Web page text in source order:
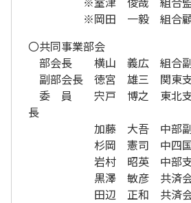
※岡田 一毅 組合顧問
〇共同事業部会
部会長 横山 義広 組合副
副部会長 徳宮 雄三 関東
委 員 宍戸 博之 東北
長
加藤 大吾 中部副
杉岡 憲司 中四国
岩村 昭英 中部
黒澤 敏彦 共済会副
田辺 正和 共済会事